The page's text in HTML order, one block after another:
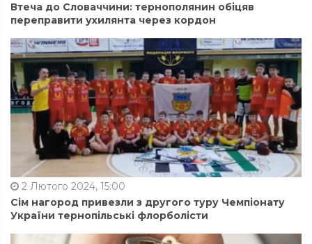
Втеча до Словаччини: тернополянин обіцяв
переправити ухилянта через кордон
2 Лютого 2024, 15:00
Сім нагород привезли з другого туру Чемпіонату
України тернопільські флорболісти